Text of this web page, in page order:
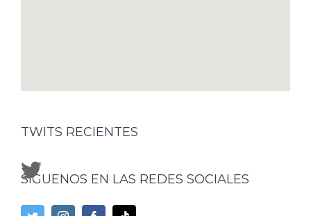
TWITS RECIENTES
SÍGUENOS EN LAS REDES SOCIALES